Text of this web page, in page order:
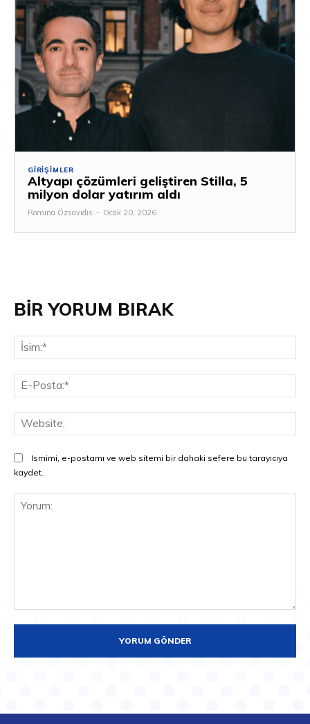
GIRIŞIMLER
Altyapı çözümleri geliştiren Stilla, 5
milyon dolar yatırım aldı
Romina Özsavidis - Ocak 20, 2026
BİR YORUM BIRAK
Ismimi, e-postamı ve web sitemi bir dahaki sefere bu tarayıcıya
kaydet.